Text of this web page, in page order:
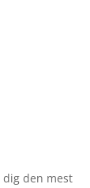
dig den mest